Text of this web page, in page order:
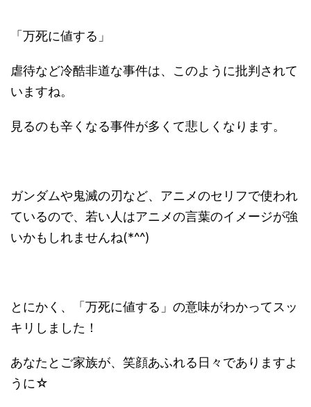
「万死に値する」
虐待など冷酷非道な事件は、このように批判されて
いますね。
見るのも辛くなる事件が多くて悲しくなります。
ガンダムや鬼滅の刃など、アニメのセリフで使われ
ているので、若い人はアニメの言葉のイメージが強
いかもしれませんね(*^^)
とにかく、「万死に値する」の意味がわかってスッ
キリしました！
あなたとご家族が、笑顔あふれる日々でありますよ
うに☆